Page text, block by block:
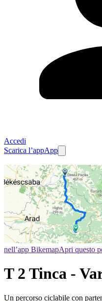
Accedi
Scarica l’appApp
nell’app BikemapApri questo
T 2 Tinca -
Un percorso ciclabile con